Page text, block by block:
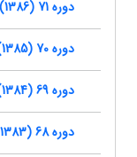
دوره 71 (1386)
دوره 70 (1385)
دوره 69 (1384)
دوره 68 (1383)